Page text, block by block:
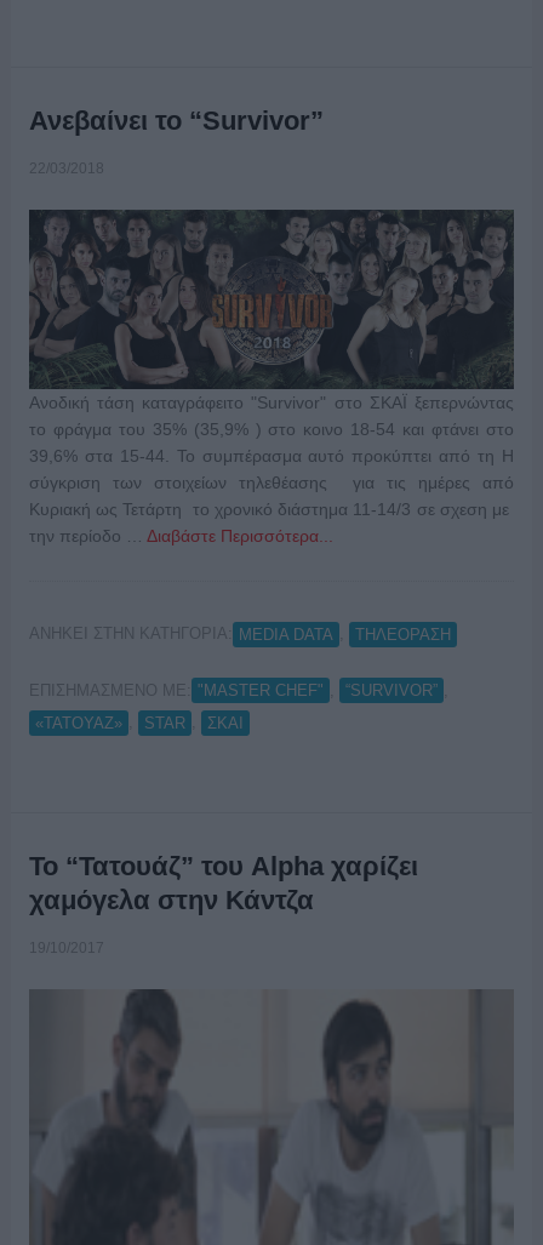
Ανεβαίνει το “Survivor”
22/03/2018
Ανοδική τάση καταγράφειτο "Survivor" στο ΣΚΑΪ ξεπερνώντας
το φράγμα του 35% (35,9% ) στο κοινο 18-54 και φτάνει στο
39,6% στα 15-44. Το συμπέρασμα αυτό προκύπτει από τη Η
σύγκριση των στοιχείων τηλεθέασης για τις ημέρες από
Κυριακή ως Τετάρτη το χρονικό διάστημα 11-14/3 σε σχεση με
την περίοδο … Διαβάστε Περισσότερα...
ΑΝΗΚΕΙ ΣΤΗΝ ΚΑΤΗΓΟΡΙΑ: MEDIA DATA ΤΗΛΕΟΡΑΣΗ
ΕΠΙΣΗΜΑΣΜΕΝΟ ΜΕ: "MASTER CHEF" “SURVIVOR”
«ΤΑΤΟΥΑΖ»
STAR ΣΚΑΙ
Το “Τατουάζ” του Alpha χαρίζει
χαμόγελα στην Κάντζα
19/10/2017